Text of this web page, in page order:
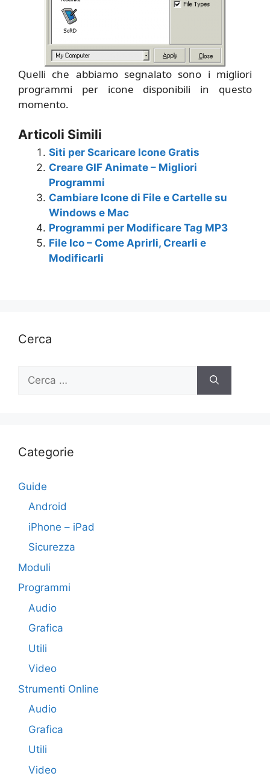
Quelli che abbiamo segnalato sono i migliori
programmi per icone disponibili in questo
momento.
Articoli Simili
Siti per Scaricare Icone Gratis
Creare GIF Animate – Migliori
Programmi
Cambiare Icone di File e Cartelle su
Windows e Mac
Programmi per Modificare Tag MP3
File Ico – Come Aprirli, Crearli e
Modificarli
Cerca
per:
Categorie
Guide
Android
iPhone – iPad
Sicurezza
Moduli
Programmi
Audio
Grafica
Utili
Video
Strumenti Online
Audio
Grafica
Utili
Video